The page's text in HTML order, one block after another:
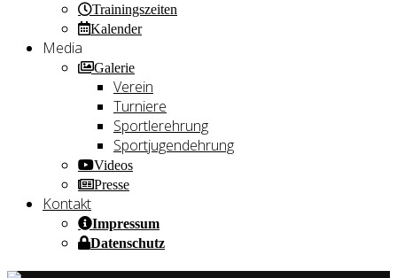
Trainingszeiten
Kalender
Media
Galerie
Verein
Turniere
Sportlerehrung
Sportjugendehrung
Videos
Presse
Kontakt
Impressum
Datenschutz